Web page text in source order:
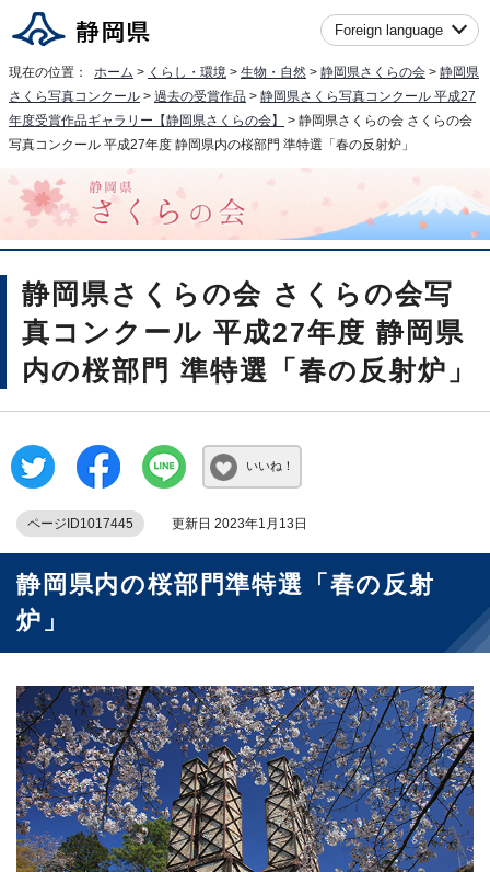
Foreign language
現在の位置： ホーム > くらし・環境 > 生物・自然 > 静岡県さくらの会 > 静岡県
さくら写真コンクール > 過去の受賞作品 > 静岡県さくら写真コンクール 平成27
年度受賞作品ギャラリー【静岡県さくらの会】
> 静岡県さくらの会 さくらの会
写真コンクール 平成27年度 静岡県内の桜部門 準特選「春の反射炉」
静岡県さくらの会 さくらの会写
真コンクール 平成27年度 静岡県
内の桜部門 準特選「春の反射炉」
いいね！
ページID1017445 更新日 2023年1月13日
静岡県内の桜部門準特選「春の反射
炉」